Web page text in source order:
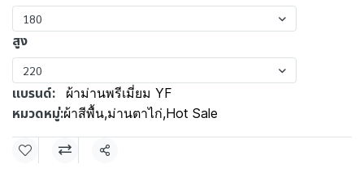
180
สูง
220
แบรนด์: ผ้าม่านพรีเมี่ยม YF
หมวดหมู่:ผ้าสีพื้น,ม่านตาไก่,Hot Sale
แชร์